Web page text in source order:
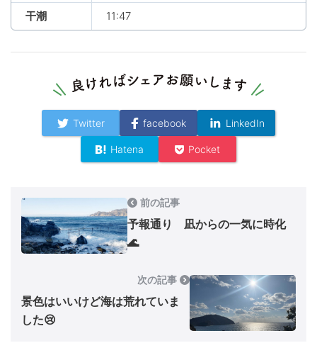
干潮 11:47
Twitter facebook LinkedIn
Hatena Pocket
前の記事
予報通り 凪からの一気に時化
🌊
次の記事
景色はいいけど海は荒れていま
した😢